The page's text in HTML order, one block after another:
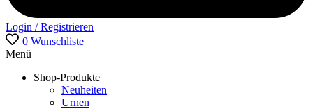
Login / Registrieren
0 Wunschliste
Menü
Shop-Produkte
Neuheiten
Urnen